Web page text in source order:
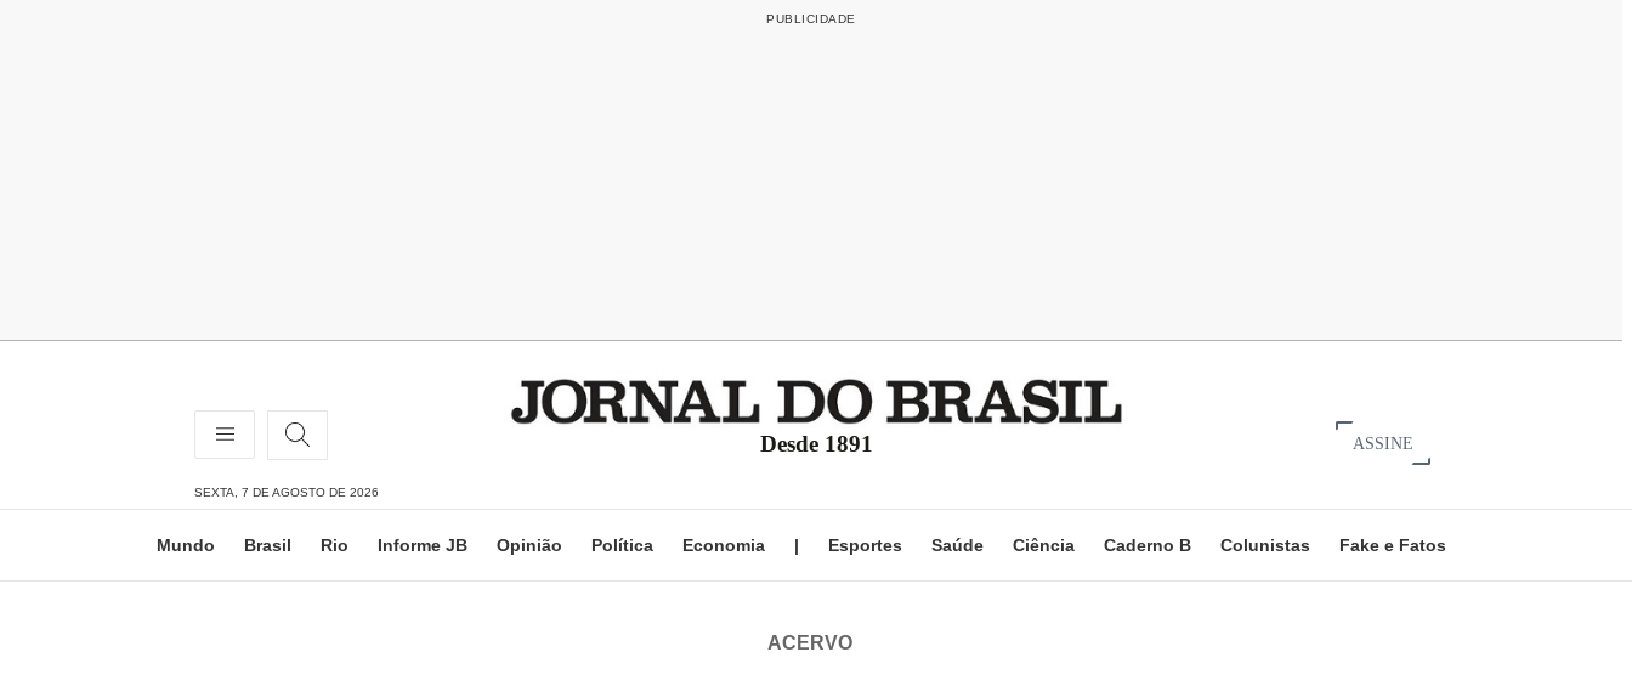
Desde 1891 ASSINE
SEXTA, 7 DE AGOSTO DE 2026
Mundo Brasil Rio Informe JB Opinião Política Economia | Esportes Saúde Ciência Caderno B Colunistas Fake e Fatos
ACERVO